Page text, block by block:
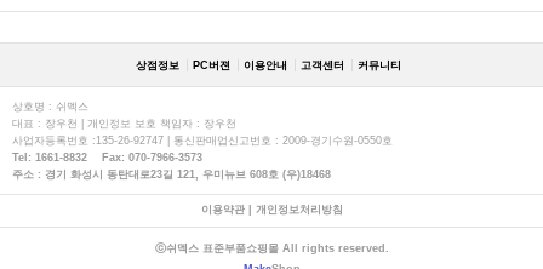
상점정보 PC버젼 이용안내 고객센터 커뮤니티
상호명 : 쉬멕스
대표 : 장우천 | 개인정보 보호 책임자 : 장우천
사업자등록번호 :135-26-92747 | 통신판매업신고번호 : 2009-경기수원-0550호
Tel: 1661-8832 Fax: 070-7966-3573
주소 : 경기 화성시 동탄대로23길 121, 우미뉴브 608호 (우)18468
이용약관| 개인정보처리방침
ⓒ쉬멕스 표준부품쇼핑몰 All rights reserved.